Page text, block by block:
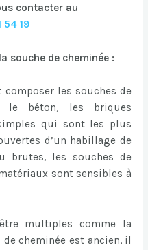
contacter au
54 19
souche de cheminée :
les souches de
le béton, les briques
qui sont les plus
d’un habillage de
brutes, les souches de
sont sensibles à
multiples comme la
cheminée est ancien, il